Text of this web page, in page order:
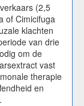
(2,5
of Cimicifuga
klachten
van drie
om de
vast
therapie
en